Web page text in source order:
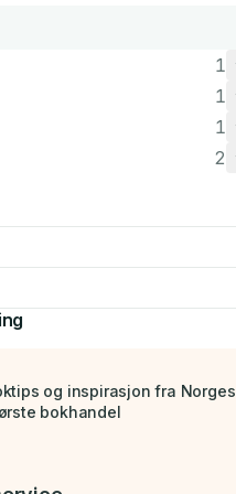
1
1
1
2
og inspirasjon fra Norges
bokhandel